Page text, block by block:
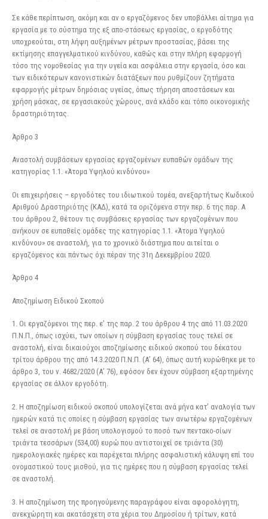
Σε κάθε περίπτωση, ακόμη και αν ο εργαζόμενος δεν υποβάλλει αίτημα για
εργασία με το σύστημα της εξ απο-στάσεως εργασίας, ο εργοδότης
υποχρεούται, στη λήψη αυξημένων μέτρων προστασίας, βάσει της
εκτίμησης επαγγελματικού κινδύνου, καθώς και στην πλήρη εφαρμογή
τόσο της νομοθεσίας για την υγεία και ασφάλεια στην εργασία, όσο και
των ειδικότερων κανονιστικών διατάξεων που ρυθμίζουν ζητήματα
εφαρμογής μέτρων δημόσιας υγείας, όπως τήρηση αποστάσεων και
χρήση μάσκας, σε εργασιακούς χώρους, ανά κλάδο και τόπο οικονομικής
δραστηριότητας.
Άρθρο 3
Αναστολή συμβάσεων εργασίας εργαζομένων ευπαθών ομάδων της
κατηγορίας 1.1. «Άτομα Υψηλού κινδύνου»
Οι επιχειρήσεις – εργοδότες του ιδιωτικού τομέα, ανεξαρτήτως Κωδικού
Αριθμού Δραστηριότης (ΚΑΔ), κατά τα οριζόμενα στην περ. 6 της παρ. Α
του άρθρου 2, θέτουν τις συμβάσεις εργασίας των εργαζομένων που
ανήκουν σε ευπαθείς ομάδες της κατηγορίας 1.1. «Άτομα Υψηλού
κινδύνου» σε αναστολή, για το χρονικό διάστημα που αιτείται ο
εργαζόμενος και πάντως όχι πέραν της 31η Δεκεμβρίου 2020.
Άρθρο 4
Αποζημίωση Ειδικού Σκοπού
1. Οι εργαζόμενοι της περ. ε’ της παρ. 2 του άρθρου 4 της από 11.03.2020
Π.Ν.Π., όπως ισχύει, των οποίων η σύμβαση εργασίας τους τελεί σε
αναστολή, είναι δικαιούχοι αποζημίωσης ειδικού σκοπού του δέκατου
τρίτου άρθρου της από 14.3.2020 Π.Ν.Π. (Α’ 64), όπως αυτή κυρώθηκε με το
άρθρο 3, του ν. 4682/2020 (Α’ 76), εφόσον δεν έχουν σύμβαση εξαρτημένης
εργασίας σε άλλον εργοδότη.
2. Η αποζημίωση ειδικού σκοπού υπολογίζεται ανά μήνα κατ’ αναλογία των
ημερών κατά τις οποίες η σύμβαση εργασίας των ανωτέρω εργαζομένων
τελεί σε αναστολή με βάση υπολογισμού το ποσό των πεντακο-σίων
τριάντα τεσσάρων (534,00) ευρώ που αντιστοιχεί σε τριάντα (30)
ημερολογιακές ημέρες και παρέχεται πλήρης ασφαλιστική κάλυψη επί του
ονομαστικού τους μισθού, για τις ημέρες που η σύμβαση εργασίας τελεί
σε αναστολή.
3. Η αποζημίωση της προηγούμενης παραγράφου είναι αφορολόγητη,
ανεκχώρητη και ακατάσχετη στα χέρια του Δημοσίου ή τρίτων, κατά